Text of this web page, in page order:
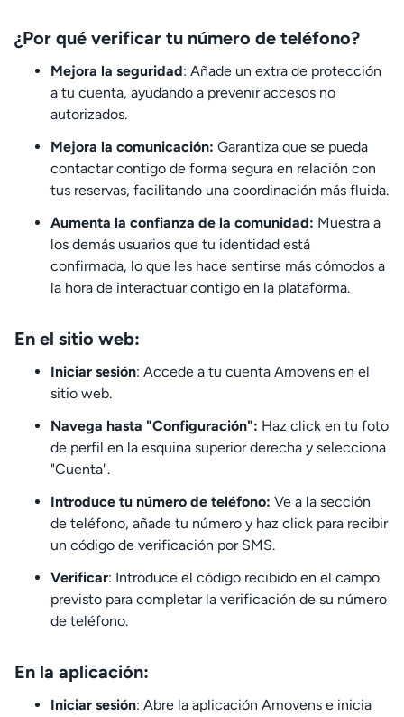
¿Por qué verificar tu número de teléfono?
Mejora la seguridad: Añade un extra de protección
a tu cuenta, ayudando a prevenir accesos no
autorizados.
Mejora la comunicación: Garantiza que se pueda
contactar contigo de forma segura en relación con
tus reservas, facilitando una coordinación más fluida.
Aumenta la confianza de la comunidad: Muestra a
los demás usuarios que tu identidad está
confirmada, lo que les hace sentirse más cómodos a
la hora de interactuar contigo en la plataforma.
En el sitio web:
Iniciar sesión: Accede a tu cuenta Amovens en el
sitio web.
Navega hasta "Configuración": Haz click en tu foto
de perfil en la esquina superior derecha y selecciona
"Cuenta".
Introduce tu número de teléfono: Ve a la sección
de teléfono, añade tu número y haz click para recibir
un código de verificación por SMS.
Verificar: Introduce el código recibido en el campo
previsto para completar la verificación de su número
de teléfono.
En la aplicación:
Iniciar sesión: Abre la aplicación Amovens e inicia